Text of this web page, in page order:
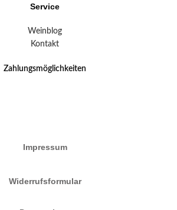
Service
Weinblog
Kontakt
Zahlungsmöglichkeiten
Impressum
Widerrufsformular